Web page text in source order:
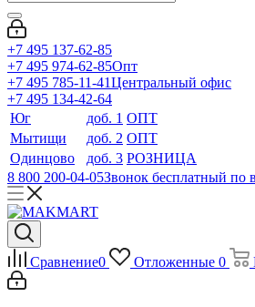
+7 495 137-62-85
+7 495 974-62-85Опт
+7 495 785-11-41Центральный офис
+7 495 134-42-64
Юг
доб. 1 ОПТ
Мытищи
доб. 2 ОПТ
Одинцово
доб. 3 РОЗНИЦА
8 800 200-04-05Звонок бесплатный по
Сравнение0 Отложенные 0